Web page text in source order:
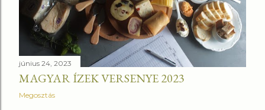
június 24, 2023
MAGYAR ÍZEK VERSENYE 2023
Megosztás